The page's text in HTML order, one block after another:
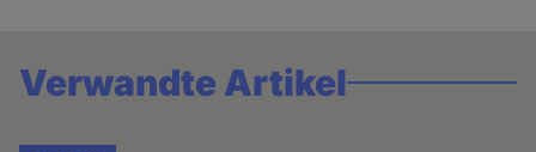
Verwandte Artikel